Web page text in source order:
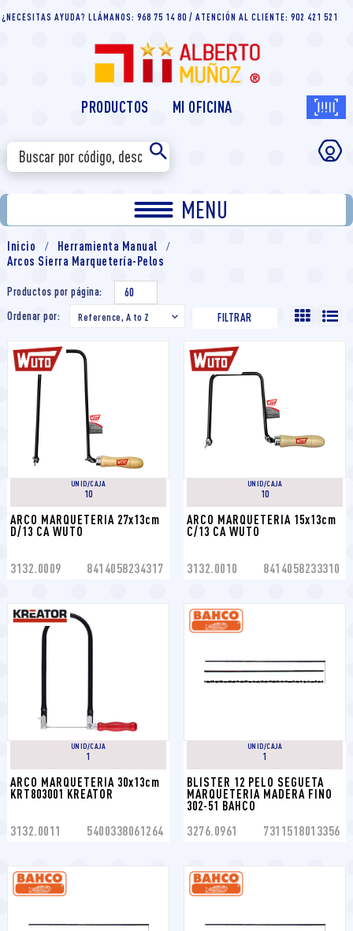
¿NECESITAS AYUDA? LLÁMANOS: 968 75 14 80 / ATENCIÓN AL CLIENTE: 902 421 521
PRODUCTOS MI OFICINA
MENU
Inicio
Herramienta Manual
Arcos Sierra Marquetería-Pelos
Productos por página:
60
Ordenar por:
Reference, A to Z  FILTRAR
UNID/CAJA
10
ARCO MARQUETERIA 27x13cm
D/13 CA WUTO
3132.0009 8414058234317
UNID/CAJA
10
ARCO MARQUETERIA 15x13cm
C/13 CA WUTO
3132.0010 8414058233310
UNID/CAJA
1
ARCO MARQUETERIA 30x13cm
KRT803001 KREATOR
3132.0011 5400338061264
UNID/CAJA
1
BLISTER 12 PELO SEGUETA
MARQUETERIA MADERA FINO
302-51 BAHCO
3276.0961 7311518013356